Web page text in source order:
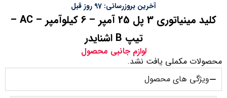
آخرین بروزرسانی: 97 روز قبل
کلید مینیاتوری 3 پل 25 آمپر – 6 کیلوآمپر – AC –
تیپ B اشنایدر
لوازم جانبی محصول
محصولات مکملی یافت نشد.
ویژگی های محصول